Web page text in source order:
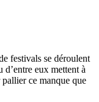
festivals se déroulent
eux mettent à
pallier ce manque que